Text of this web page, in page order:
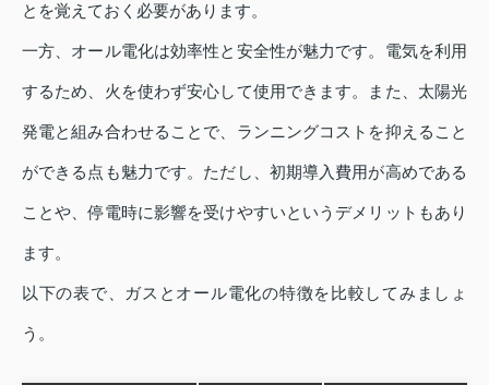
とを覚えておく必要があります。
一方、オール電化は効率性と安全性が魅力です。電気を利用
するため、火を使わず安心して使用できます。また、太陽光
発電と組み合わせることで、ランニングコストを抑えること
ができる点も魅力です。ただし、初期導入費用が高めである
ことや、停電時に影響を受けやすいというデメリットもあり
ます。
以下の表で、ガスとオール電化の特徴を比較してみましょ
う。